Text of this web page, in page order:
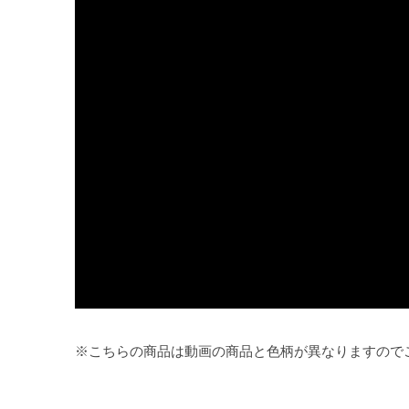
※こちらの商品は動画の商品と色柄が異なりますので